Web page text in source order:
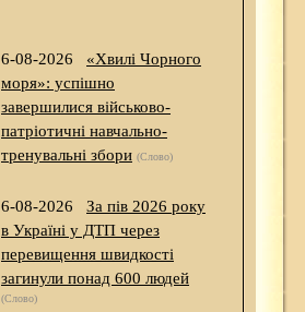
6-08-2026
«Хвилі Чорного
моря»: успішно
завершилися військово-
патріотичні навчально-
тренувальні збори (Слово)
6-08-2026
За пів 2026 року
в Україні у ДТП через
перевищення швидкості
загинули понад 600 людей
(Слово)